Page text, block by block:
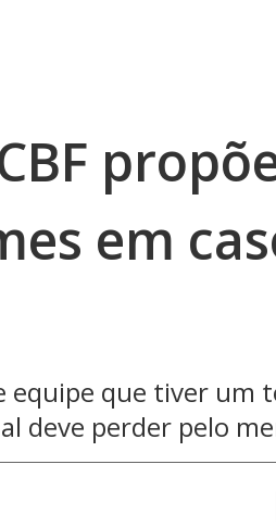
em
equipe que tiver um
deve perder pelo